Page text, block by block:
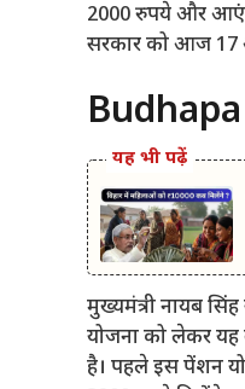
2000 रुपये और
सरकार को आज 17
यह भी पढ़ें
मुख्यमंत्री नायब
योजना को लेकर यह
है। पहले इस पेंशन